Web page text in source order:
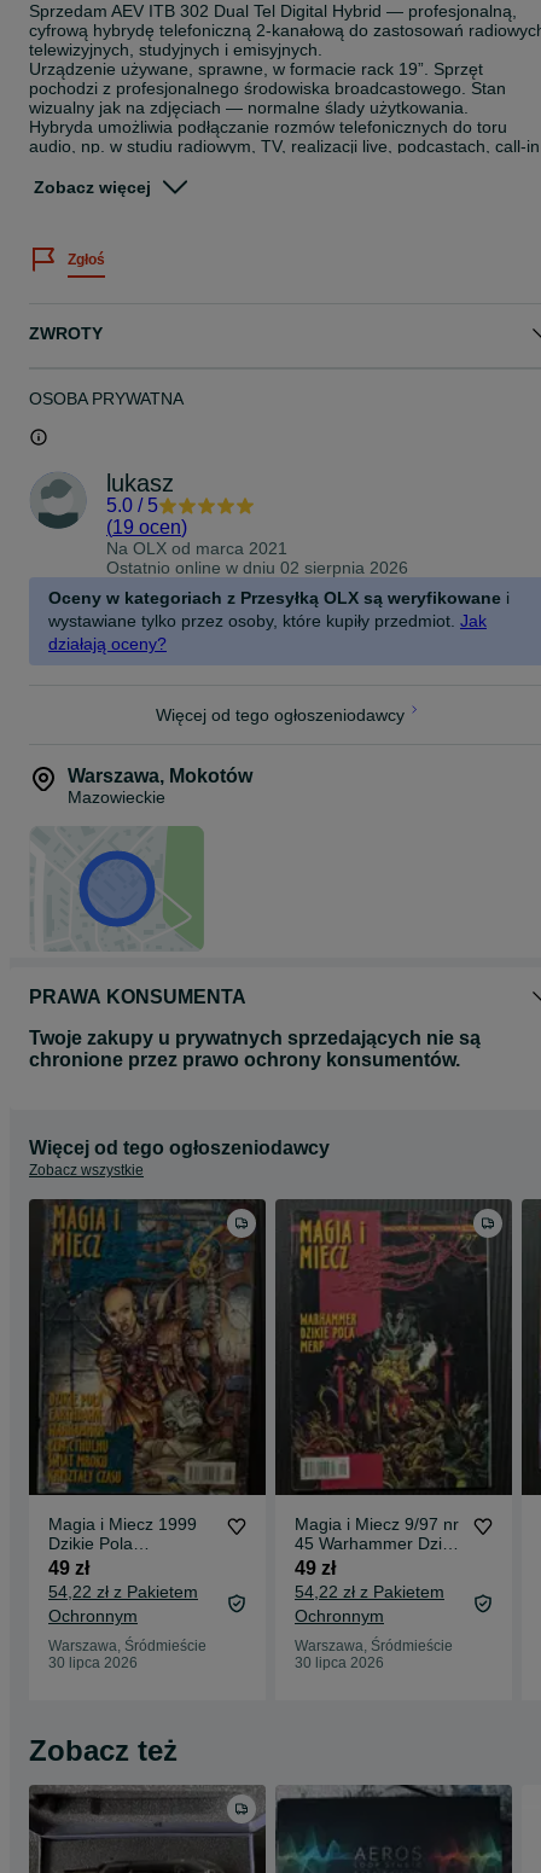
Sprzedam AEV ITB 302 Dual Tel Digital Hybrid — profesjonalną,
cyfrową hybrydę telefoniczną 2-kanałową do zastosowań
telewizyjnych, studyjnych i emisyjnych.
Urządzenie używane, sprawne, w formacie rack 19”. Sprzęt
pochodzi z profesjonalnego środowiska broadcastowego. Stan
wizualny jak na zdjęciach — normalne ślady użytkowania.
Hybryda umożliwia podłączanie rozmów telefonicznych do toru
audio, np. w studiu radiowym, TV, realizacji live, podcastach, call-
Najważniejsze informacje:
2 niezależne kanały / 2 linie telefoniczne
format rack 19” / 1U
złącza Remote / Expander
stan jak na zdjęciach
Zobacz więcej
Zgłoś
ZWROTY
OSOBA PRYWATNA
lukasz
5.0 / 5
(19 ocen)
Na OLX od marca 2021
Ostatnio online w dniu 02 sierpnia 2026
Oceny w kategoriach z Przesyłką OLX są weryfikowane i
wystawiane tylko przez osoby, które kupiły przedmiot. Jak
działają oceny?
Więcej od tego ogłoszeniodawcy
Warszawa, Mokotów
Mazowieckie
PRAWA KONSUMENTA
Twoje zakupy u prywatnych sprzedających nie są
chronione przez prawo ochrony konsumentów.
Więcej od tego ogłoszeniodawcy
Zobacz wszystkie
Magia i Miecz 1999
Dzikie Pola
Earthdawn
Warhammer Zew
Cthulhu RPG.
49 zł
54,22 zł z Pakietem
Ochronnym
Warszawa, Śródmieście
30 lipca 2026
Magia i Miecz 9/97 nr
45 Warhammer Dzikie
Pola MERP RPG
49 zł
54,22 zł z Pakietem
Ochronnym
Warszawa, Śródmieście
30 lipca 2026
Zobacz też